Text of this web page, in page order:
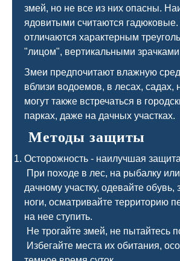
змей, но не все из них опасны.
ядовитыми считаются
отличаются характерным
"лицом", вертикальными
Змеи предпочитают влажную
вблизи водоемов, в лесах, садах,
могут также встречаться в
парках, даже на дачных участках.
Методы защиты
Осторожность - наилучшая
При походе в лес, на рыбалку
дачному участку, одевайте
ноги, осматривайте территорию
на нее ступить.
Не трогайте змей, не пытайтесь
Избегайте места их обитания,